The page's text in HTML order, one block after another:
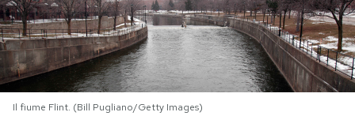
NEWSLETTER
I MIEI PREFERITI
Il fiume Flint. (Bill Pugliano/Getty Images)